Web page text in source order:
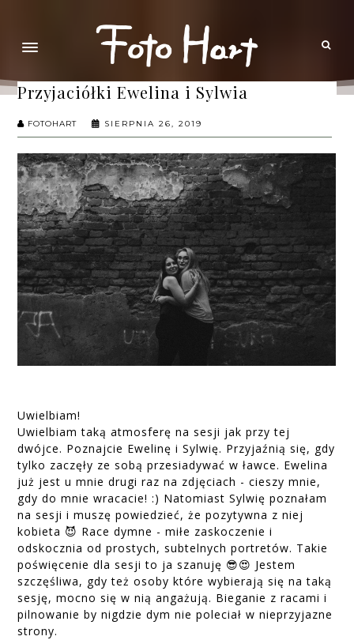
Przyjaciółki Ewelina i Sylwia
FOTOHART SIERPNIA 26, 2019
Uwielbiam!
Uwielbiam taką atmosferę na sesji jak przy tej
dwójce. Poznajcie Ewelinę i Sylwię. Przyjaźnią się, gdy
tylko zaczęły ze sobą przesiadywać w ławce. Ewelina
już jest u mnie drugi raz na zdjęciach - cieszy mnie,
gdy do mnie wracacie! :) Natomiast Sylwię poznałam
na sesji i muszę powiedzieć, że pozytywna z niej
kobieta 😈 Race dymne - miłe zaskoczenie i
odskocznia od prostych, subtelnych portretów. Takie
poświęcenie dla sesji to ja szanuję 😎😍 Jestem
szczęśliwa, gdy też osoby które wybierają się na taką
sesję, mocno się w nią angażują. Bieganie z racami i
pilnowanie by nigdzie dym nie poleciał w nieprzyjazne
strony.